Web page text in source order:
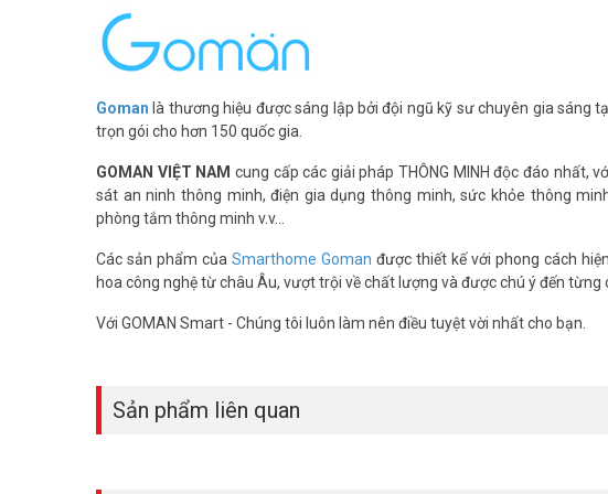
Người dùng có thể cài đặt trình lịch hoạt động cho thiết bị theo mong
+ Cảm biến bật đèn khi có người đi qua. Khi không có người đèn tự động
+ Cảnh báo chốt đột nhập. Ngay khi phát hiện có người đột nhập vào
Goman là thương hiệu được sáng lập bởi đội ngũ kỹ sư chuyên gia sáng
trọn gói cho hơn 150 quốc gia.
GOMAN VIỆT NAM cung cấp các giải pháp THÔNG MINH độc đáo nhất,
sát an ninh thông minh, điện gia dụng thông minh, sức khỏe thông
phòng tắm thông minh v.v...
Các sản phẩm của Smarthome Goman được thiết kế với phong cách
hoa công nghệ từ châu Âu, vượt trội về chất lượng và được chú ý đến từng
Với GOMAN Smart - Chúng tôi luôn làm nên điều tuyệt vời nhất cho bạn.
Sản phẩm liên quan